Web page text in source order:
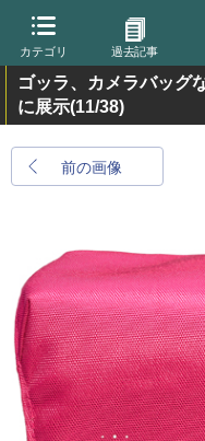
カテゴリ 過去記事
ゴッラ、カメラバッグ
に展示(11/38)
前の画像